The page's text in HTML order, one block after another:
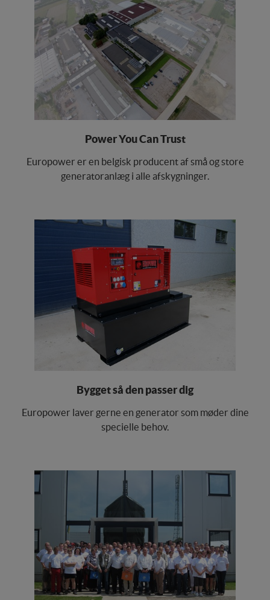
Power You Can Trust
Europower er en belgisk producent af små og store
generatoranlæg i alle afskygninger.
Bygget så den passer dig
Europower laver gerne en generator som møder dine
specielle behov.